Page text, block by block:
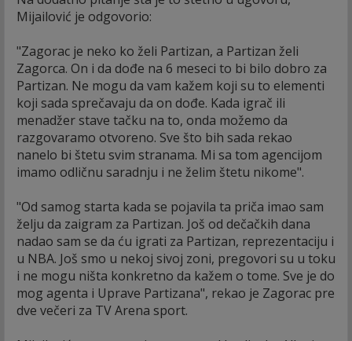
Mijailović je odgovorio:
"Zagorac je neko ko želi Partizan, a Partizan želi
Zagorca. On i da dođe na 6 meseci to bi bilo dobro za
Partizan. Ne mogu da vam kažem koji su to elementi
koji sada sprečavaju da on dođe. Kada igrač ili
menadžer stave tačku na to, onda možemo da
razgovaramo otvoreno. Sve što bih sada rekao
nanelo bi štetu svim stranama. Mi sa tom agencijom
imamo odličnu saradnju i ne želim štetu nikome".
"Od samog starta kada se pojavila ta priča imao sam
želju da zaigram za Partizan. Još od dečačkih dana
nadao sam se da ću igrati za Partizan, reprezentaciju i
u NBA. Još smo u nekoj sivoj zoni, pregovori su u toku
i ne mogu ništa konkretno da kažem o tome. Sve je do
mog agenta i Uprave Partizana", rekao je Zagorac pre
dve večeri za TV Arena sport.